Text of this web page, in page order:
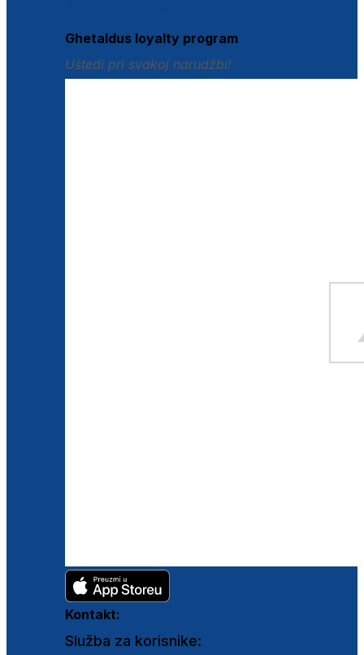
Ghetaldus loyalty program
Uštedi pri svakoj narudžbi!
Kontakt:
Služba za korisnike: